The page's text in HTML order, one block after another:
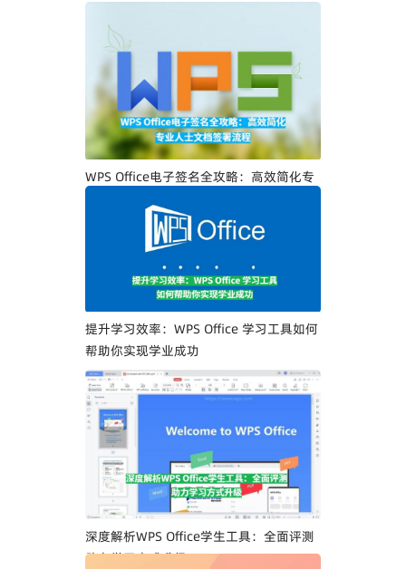
WPS Office电子签名全攻略：高效简化专
提升学习效率：WPS Office 学习工具如何
帮助你实现学业成功
深度解析WPS Office学生工具：全面评测
助力学习方式升级